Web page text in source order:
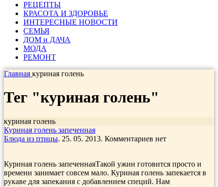
РЕЦЕПТЫ
КРАСОТА И ЗДОРОВЬЕ
ИНТЕРЕСНЫЕ НОВОСТИ
СЕМЬЯ
ДОМ и ДАЧА
МОДА
РЕМОНТ
Главная куриная голень
Тег "куриная голень"
куриная голень
Куриная голень запеченная
Блюда из птицы. 25. 05. 2013. Комментариев нет
Куриная голень запеченнаяТакой ужин готовится просто и
времени занимает совсем мало. Куриная голень запекается в
рукаве для запекания с добавлением специй. Нам